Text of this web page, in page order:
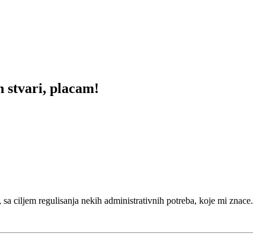
stvari, placam!
ciljem regulisanja nekih administrativnih potreba, koje mi znace.